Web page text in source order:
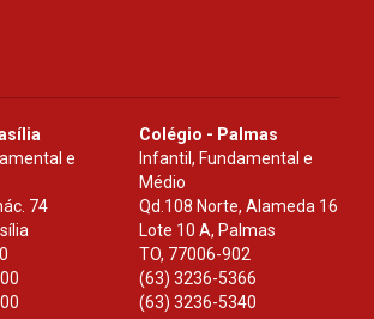
e
74
Colégio - Palmas
Infantil, Fundamental e
Médio
Qd.108 Norte, Alameda 16
Lote 10 A, Palmas
TO, 77006-902
(63) 3236-5366
(63) 3236-5340